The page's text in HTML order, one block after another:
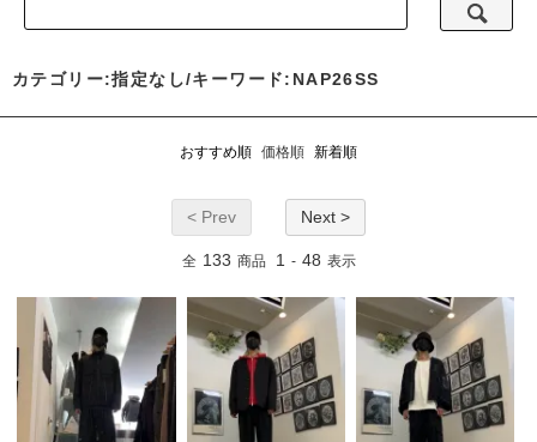
カテゴリー:指定なし/キーワード:NAP26SS
おすすめ順 価格順 新着順
< Prev Next >
全 133 商品 1 - 48 表示